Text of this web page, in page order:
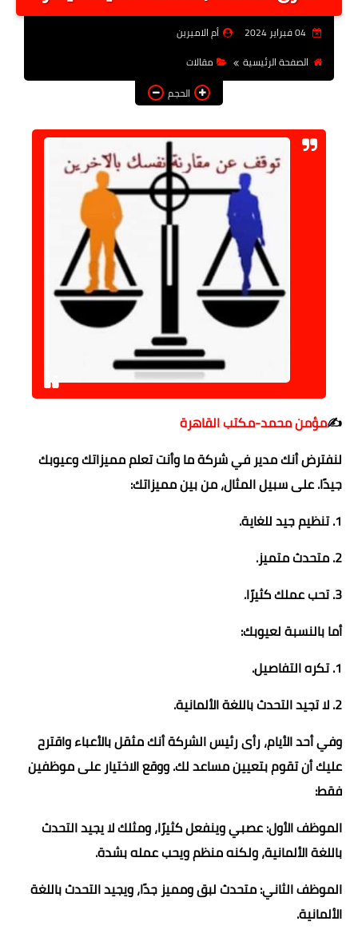
أخبار الرياصة
خدمات
عاجل
اخبار فنيه
التعليم
الطقس
معلومه قانونيه
تكنولوجيا المعلومات
حوادث وقضايا
الصحه والجمال
فن المطبخ
04 فبراير 2024
أم الاميرين
الصفحة الرئيسية
مقالات
الحجم
✍مؤمن محمد-مكتب القاهرة
لنفترض أنك مدير في شركة ما وأنت تعلم مميزاتك وعيوبك
جيدًا. على سبيل المثال، من بين مميزاتك:
1. تنظيم جيد للغاية.
2. متحدث متميز.
3. تحب عملك كثيرًا.
أما بالنسبة لعيوبك:
1. تكره التفاصيل.
2. لا تجيد التحدث باللغة الألمانية.
وفي أحد الأيام، رأى رئيس الشركة أنك مثقل بالأعباء واقترح
عليك أن تقوم بتعيين مساعد لك. ووقع الاختيار على موظفين
فقط:
الموظف الأول: عصبي وينفعل كثيرًا، ومثلك لا يجيد التحدث
باللغة الألمانية، ولكنه منظم ويحب عمله بشدة.
الموظف الثاني: متحدث لبق ومميز جدًا، ويجيد التحدث باللغة
الألمانية.